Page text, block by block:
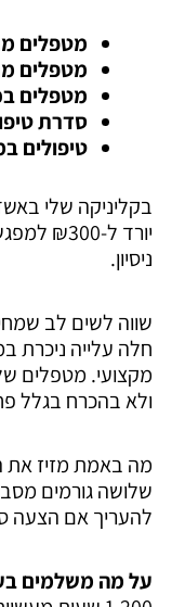
מטפלים
מטפלים
מטפלים
סדרת טיפולים (3 עד 5
טיפולים
יורד
ניסיון.
שווה לשים לב
חלה עלייה ניכרת
מקצועי. מטפלים
ולא בהכרח בגלל
מה באמת מזיז את
שלושה גורמים
להעריך אם הצעה
על מה משלמים